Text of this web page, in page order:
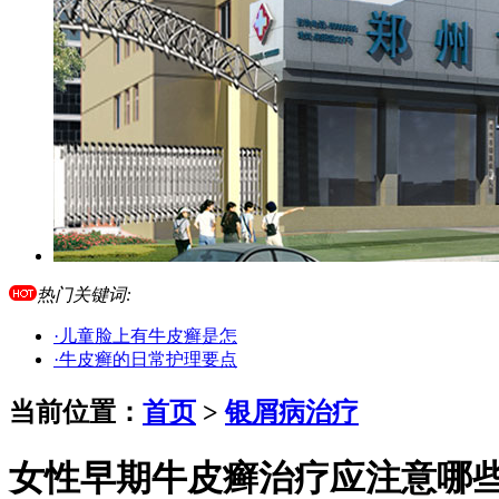
热门关键词:
·儿童脸上有牛皮癣是怎
·牛皮癣的日常护理要点
当前位置： 首页 >银屑病治疗
女性早期牛皮癣治疗应注意哪